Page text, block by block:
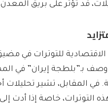
قد تؤثر على بريق
الاقتصادية للتوترات
بـ”بلطجة إيران” في
في المقابل، تشير
التوترات، خاصة إذا أدت